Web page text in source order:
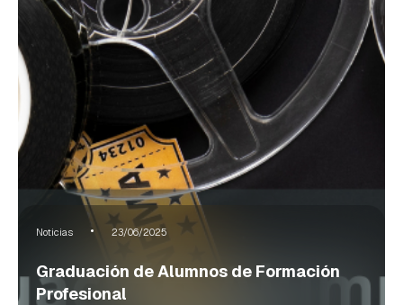
Noticias 23/06/2025
Graduación de Alumnos de Formación
Profesional